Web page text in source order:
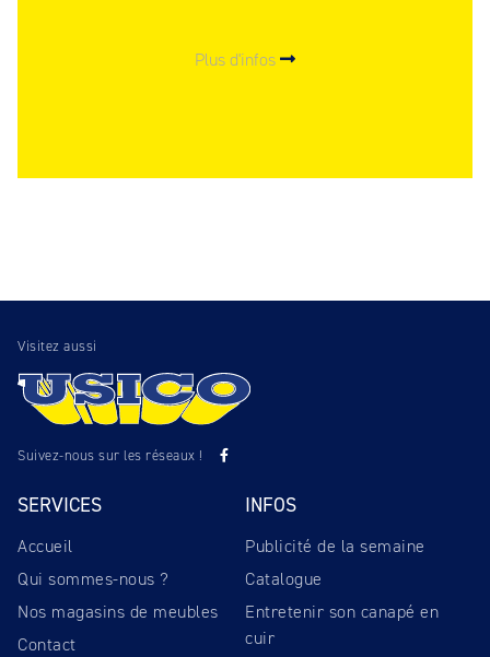
Plus d'infos
Visitez aussi
Suivez-nous sur les réseaux !
SERVICES
Accueil
Qui sommes-nous ?
Nos magasins de meubles
Contact
INFOS
Publicité de la semaine
Catalogue
Entretenir son canapé en
cuir